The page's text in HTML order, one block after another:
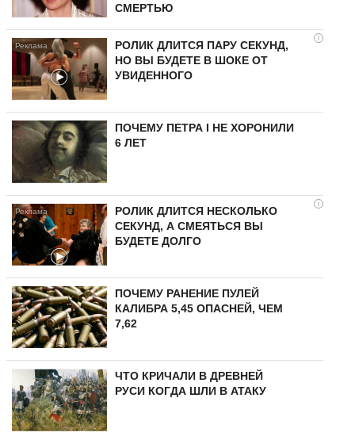
СМЕРТЬЮ
i
РОЛИК ДЛИТСЯ ПАРУ СЕКУНД,
НО ВЫ БУДЕТЕ В ШОКЕ ОТ
УВИДЕННОГО
ПОЧЕМУ ПЕТРА I НЕ ХОРОНИЛИ
6 ЛЕТ
i
РОЛИК ДЛИТСЯ НЕСКОЛЬКО
СЕКУНД, А СМЕЯТЬСЯ ВЫ
БУДЕТЕ ДОЛГО
ПОЧЕМУ РАНЕНИЕ ПУЛЕЙ
КАЛИБРА 5,45 ОПАСНЕЙ, ЧЕМ
7,62
ЧТО КРИЧАЛИ В ДРЕВНЕЙ
РУСИ КОГДА ШЛИ В АТАКУ